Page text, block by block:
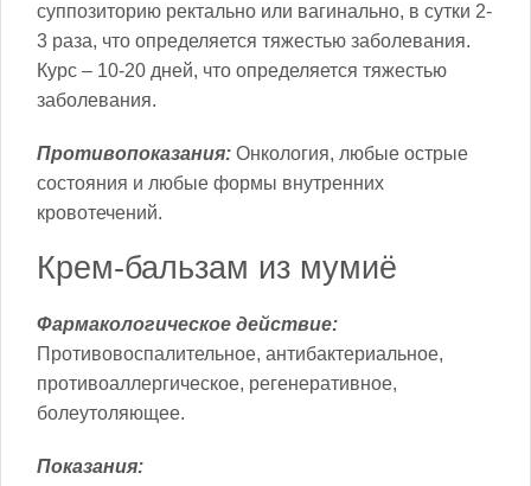
суппозиторию ректально или вагинально, в сутки 2-
3 раза, что определяется тяжестью заболевания.
Курс – 10-20 дней, что определяется тяжестью
заболевания.
Противопоказания: Онкология, любые острые
состояния и любые формы внутренних
кровотечений.
Крем-бальзам из мумиё
Фармакологическое действие:
Противовоспалительное, антибактериальное,
противоаллергическое, регенеративное,
болеутоляющее.
Показания: